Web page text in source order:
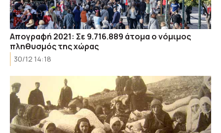
Απογραφή 2021: Σε 9.716.889 άτομα ο νόμιμος
πληθυσμός της χώρας
30/12 14:18